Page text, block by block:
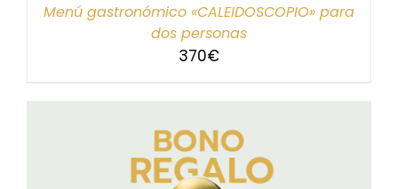
Menú gastronómico «CALEIDOSCOPIO» para
dos personas
370€